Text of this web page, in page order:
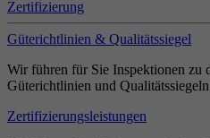
Zertifizierung
Güterichtlinien & Qualitätssiegel
Wir führen für Sie Inspektionen zu
Güterichtlinien und
Zertifizierungsleistungen